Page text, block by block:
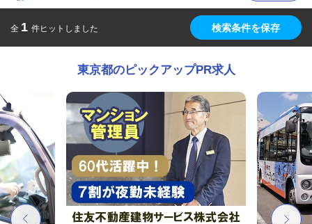
全 1 件ヒットしました 検索条件を保存
東京都のピックアップPR求人